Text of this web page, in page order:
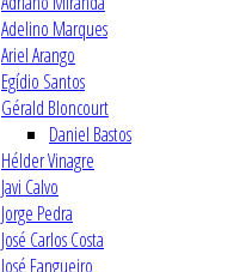
Adelino Marques
Ariel Arango
Egídio Santos
Gérald Bloncourt
Daniel Bastos
Hélder Vinagre
Javi Calvo
Jorge Pedra
José Carlos Costa
José Fangueiro